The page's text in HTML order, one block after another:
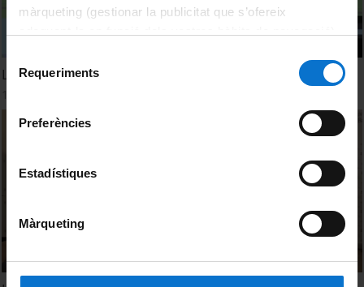
màrqueting (gestionar la publicitat que s’ofereix
consultar laPolítica de galetes del lloc web de la
de Requeriments
Preferències
Estadístiques
Màrqueting
La xocolata i els estats mentals (Clip)